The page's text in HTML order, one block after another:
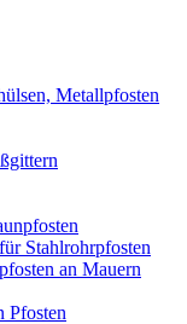
Metallpfosten
Stahlrohrpfosten
an Mauern
Pfosten